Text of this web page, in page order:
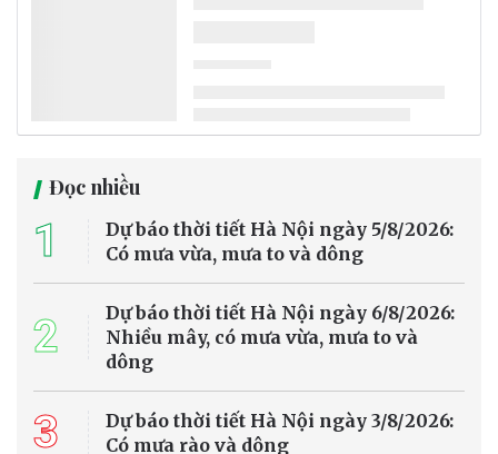
Một công ty công nghệ khí hậu tại Tây Ban Nha vừa giới thiệu thiết
bị có khả năng tạo tới 500 lít nước mỗi ngày từ không khí, kể cả ở
những khu vực khô hạn. Công nghệ mới được kỳ vọng góp phần
giải quyết tình trạng thiếu nước ngày càng nghiêm trọng do biến
đổi khí hậu, dù vẫn cần thêm thời gian để kiểm chứng hiệu quả thực
Tin Quốc tế
tốc thi công trước sức ép xử lý rác